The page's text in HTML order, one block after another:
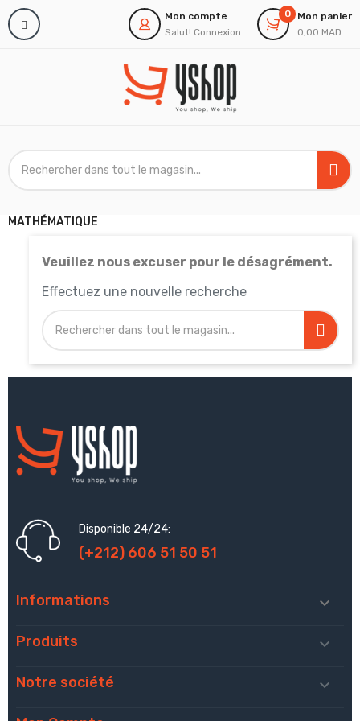
0
Mon panier
0,00 MAD
Mon compte
Salut! Connexion
MATHÉMATIQUE
Veuillez nous excuser pour le désagrément.
Effectuez une nouvelle recherche
Disponible 24/24:
(+212) 606 51 50 51
Informations 
Produits 
Notre société 